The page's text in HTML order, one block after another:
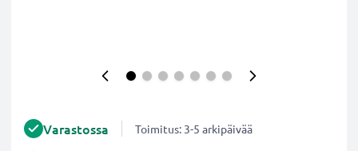
Varastossa Toimitus: 3-5 arkipäivää